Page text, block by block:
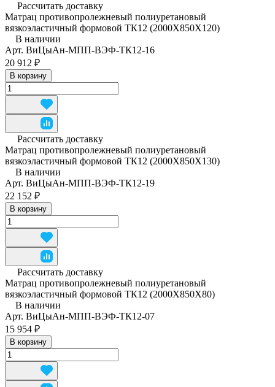
Рассчитать доставку
Матрац противопролежневый полиуретановый
вязкоэластичный формовой ТК12 (2000Х850Х120)
В наличии
Арт. ВиЦыАн-МПП-ВЭФ-ТК12-16
20 912 ₽
В корзину
Рассчитать доставку
Матрац противопролежневый полиуретановый
вязкоэластичный формовой ТК12 (2000Х850Х130)
В наличии
Арт. ВиЦыАн-МПП-ВЭФ-ТК12-19
22 152 ₽
В корзину
Рассчитать доставку
Матрац противопролежневый полиуретановый
вязкоэластичный формовой ТК12 (2000Х850Х80)
В наличии
Арт. ВиЦыАн-МПП-ВЭФ-ТК12-07
15 954 ₽
В корзину